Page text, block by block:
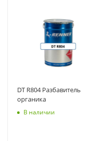
DT R804 Разбавитель
органика
В наличии